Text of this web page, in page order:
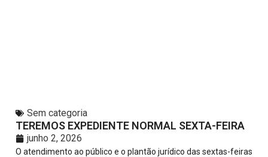
Sem categoria
TEREMOS EXPEDIENTE NORMAL SEXTA-FEIRA
junho 2, 2026
O atendimento ao público e o plantão jurídico das sextas-feiras